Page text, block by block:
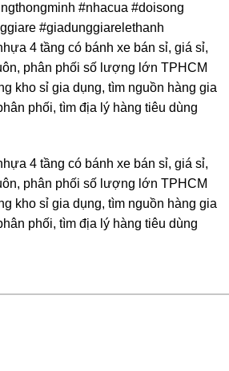
#nhacua #doisong
#giadunggiarelethanh
4 tầng có bánh xe bán sỉ, giá sỉ,
phân phối số lượng lớn TPHCM
kho sỉ gia dụng, tìm nguồn hàng gia
phối, tìm địa lý hàng tiêu dùng
4 tầng có bánh xe bán sỉ, giá sỉ,
phân phối số lượng lớn TPHCM
kho sỉ gia dụng, tìm nguồn hàng gia
phối, tìm địa lý hàng tiêu dùng